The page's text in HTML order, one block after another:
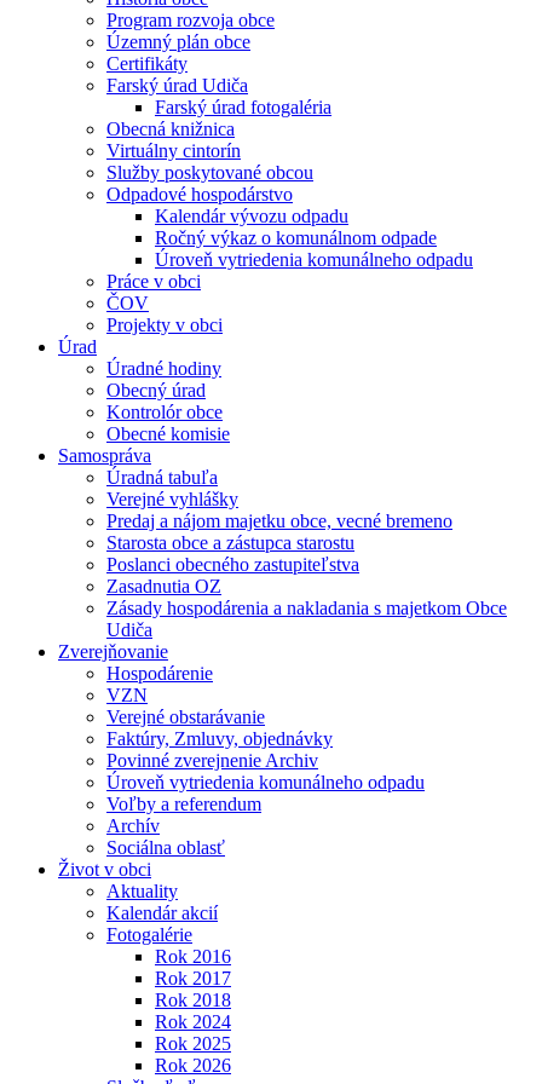
Program rozvoja obce
Územný plán obce
Certifikáty
Farský úrad Udiča
Farský úrad fotogaléria
Obecná knižnica
Virtuálny cintorín
Služby poskytované obcou
Odpadové hospodárstvo
Kalendár vývozu odpadu
Ročný výkaz o komunálnom odpade
Úroveň vytriedenia komunálneho odpadu
Práce v obci
ČOV
Projekty v obci
Úrad
Úradné hodiny
Obecný úrad
Kontrolór obce
Obecné komisie
Samospráva
Úradná tabuľa
Verejné vyhlášky
Predaj a nájom majetku obce, vecné bremeno
Starosta obce a zástupca starostu
Poslanci obecného zastupiteľstva
Zasadnutia OZ
Zásady hospodárenia a nakladania s majetkom Obce
Udiča
Zverejňovanie
Hospodárenie
VZN
Verejné obstarávanie
Faktúry, Zmluvy, objednávky
Povinné zverejnenie Archiv
Úroveň vytriedenia komunálneho odpadu
Voľby a referendum
Archív
Sociálna oblasť
Život v obci
Aktuality
Kalendár akcií
Fotogalérie
Rok 2016
Rok 2017
Rok 2018
Rok 2024
Rok 2025
Rok 2026